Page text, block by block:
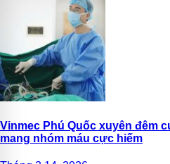
Vinmec Phú Quốc xuyên đêm
mang nhóm máu cực hiếm